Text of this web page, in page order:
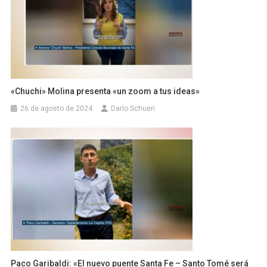
«Chuchi» Molina presenta «un zoom a tus ideas»
26 de agosto de 2024 Darío Schueri
Paco Garibaldi: «El nuevo puente Santa Fe – Santo Tomé será